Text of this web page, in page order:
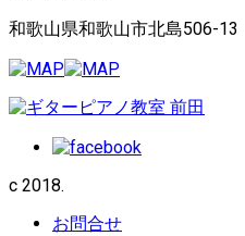
和歌山県和歌山市北島506-13
c 2018.
お問合せ